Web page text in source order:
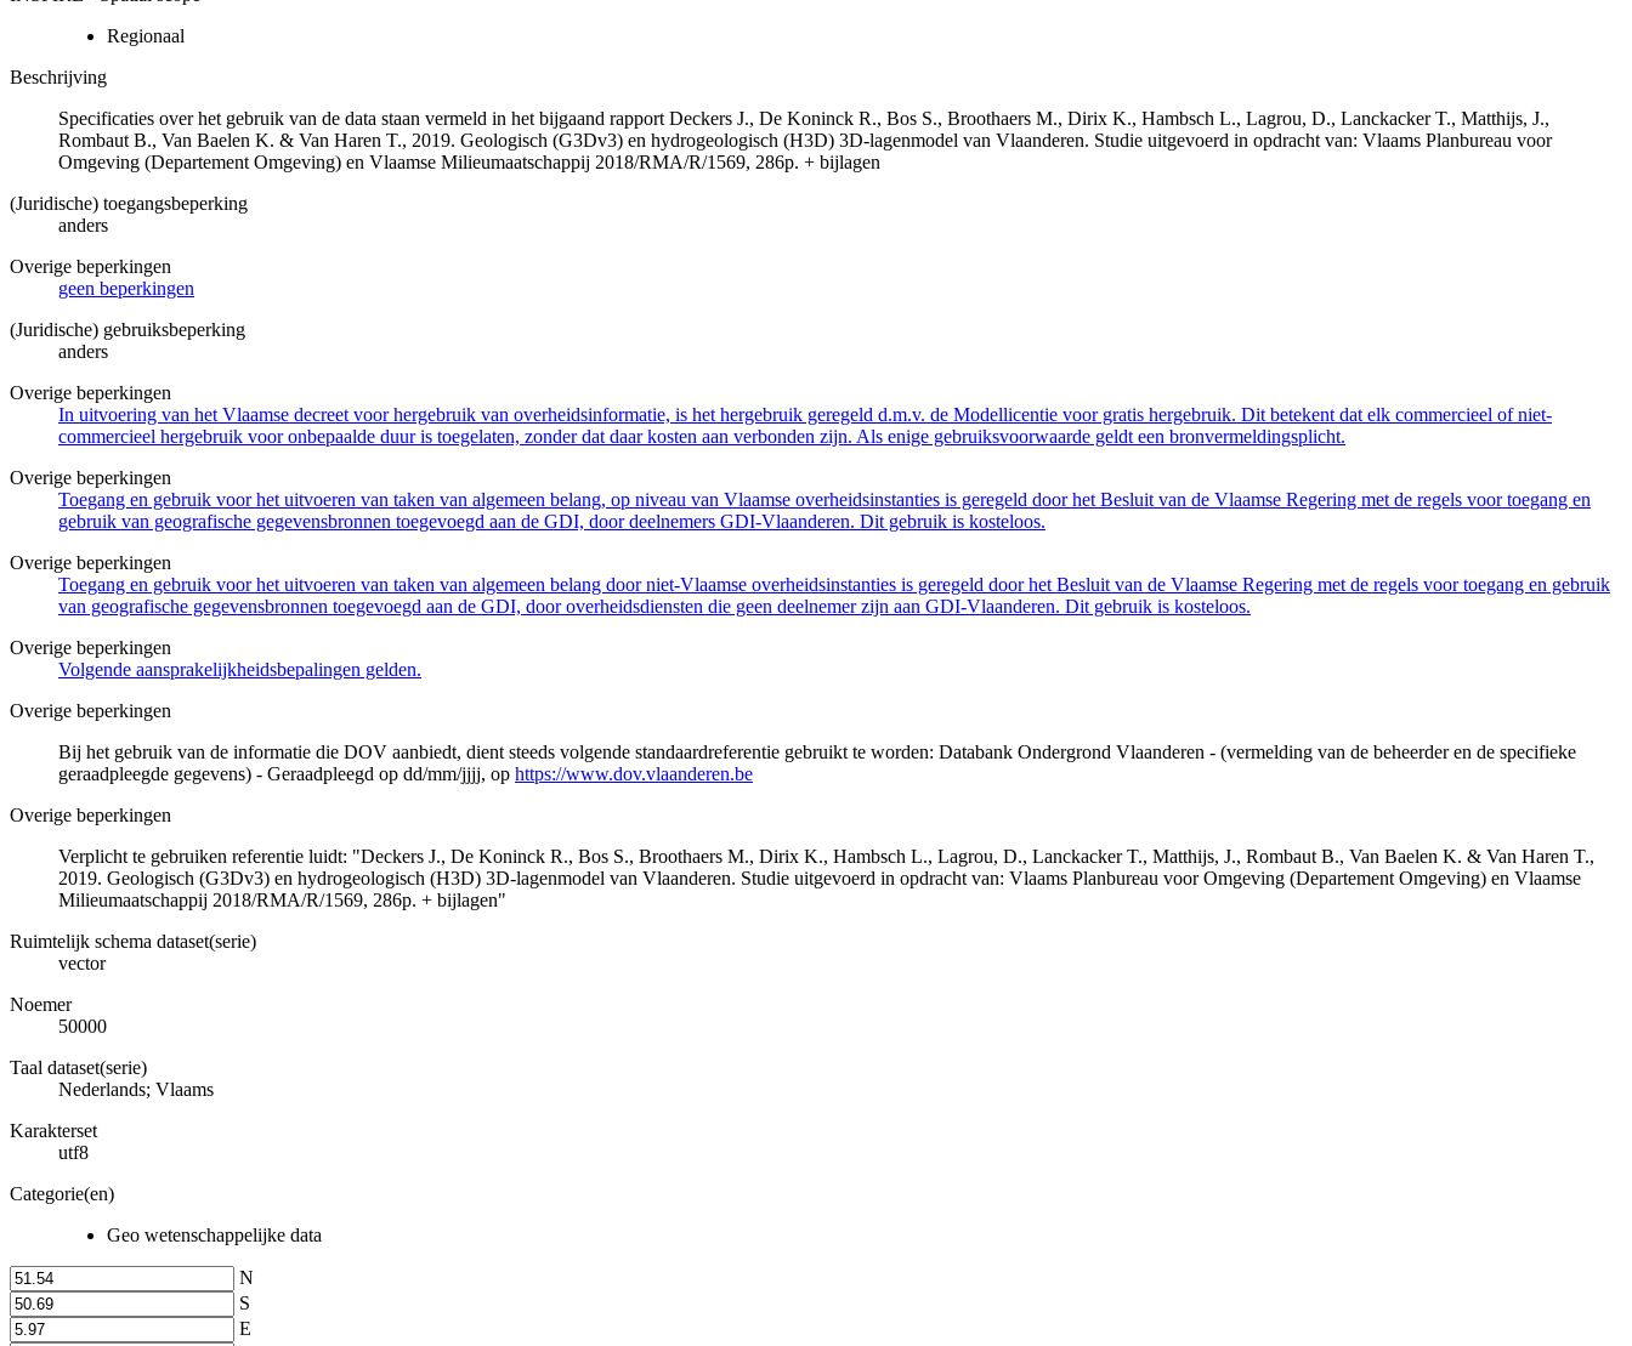
Regionaal
Beschrijving
Specificaties over het gebruik van de data staan vermeld in het bijgaand rapport Deckers J., De Koninck R., Bos S., Broothaers M., Dirix K., Hambsch L., Lagrou, D., Lanckacker T., Matthijs, J.,
Rombaut B., Van Baelen K. & Van Haren T., 2019. Geologisch (G3Dv3) en hydrogeologisch (H3D) 3D-lagenmodel van Vlaanderen. Studie uitgevoerd in opdracht van: Vlaams Planbureau voor
Omgeving (Departement Omgeving) en Vlaamse Milieumaatschappij 2018/RMA/R/1569, 286p. + bijlagen
(Juridische) toegangsbeperking
anders
Overige beperkingen
geen beperkingen
(Juridische) gebruiksbeperking
anders
Overige beperkingen
In uitvoering van het Vlaamse decreet voor hergebruik van overheidsinformatie, is het hergebruik geregeld d.m.v. de Modellicentie voor gratis hergebruik. Dit betekent dat elk commercieel of niet-
commercieel hergebruik voor onbepaalde duur is toegelaten, zonder dat daar kosten aan verbonden zijn. Als enige gebruiksvoorwaarde geldt een bronvermeldingsplicht.
Overige beperkingen
Toegang en gebruik voor het uitvoeren van taken van algemeen belang, op niveau van Vlaamse overheidsinstanties is geregeld door het Besluit van de Vlaamse Regering met de regels voor toegang en
gebruik van geografische gegevensbronnen toegevoegd aan de GDI, door deelnemers GDI-Vlaanderen. Dit gebruik is kosteloos.
Overige beperkingen
Toegang en gebruik voor het uitvoeren van taken van algemeen belang door niet-Vlaamse overheidsinstanties is geregeld door het Besluit van de Vlaamse Regering met de regels voor toegang en gebruik
van geografische gegevensbronnen toegevoegd aan de GDI, door overheidsdiensten die geen deelnemer zijn aan GDI-Vlaanderen. Dit gebruik is kosteloos.
Overige beperkingen
Volgende aansprakelijkheidsbepalingen gelden.
Overige beperkingen
Bij het gebruik van de informatie die DOV aanbiedt, dient steeds volgende standaardreferentie gebruikt te worden: Databank Ondergrond Vlaanderen - (vermelding van de beheerder en de specifieke
geraadpleegde gegevens) - Geraadpleegd op dd/mm/jjjj, op https://www.dov.vlaanderen.be
Overige beperkingen
Verplicht te gebruiken referentie luidt: "Deckers J., De Koninck R., Bos S., Broothaers M., Dirix K., Hambsch L., Lagrou, D., Lanckacker T., Matthijs, J., Rombaut B., Van Baelen K. & Van Haren T.,
2019. Geologisch (G3Dv3) en hydrogeologisch (H3D) 3D-lagenmodel van Vlaanderen. Studie uitgevoerd in opdracht van: Vlaams Planbureau voor Omgeving (Departement Omgeving) en Vlaamse
Milieumaatschappij 2018/RMA/R/1569, 286p. + bijlagen"
Ruimtelijk schema dataset(serie)
vector
Noemer
50000
Taal dataset(serie)
Nederlands; Vlaams
Karakterset
utf8
Categorie(en)
Geo wetenschappelijke data
N
S
E